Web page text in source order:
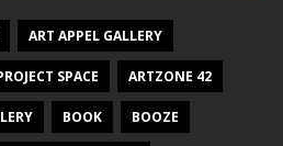
ART APPEL GALLERY
SPACE ARTZONE 42
BOOK BOOZE